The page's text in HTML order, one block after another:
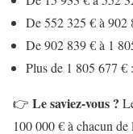
De 552 325 € à 902
De 902 839 € à 1
Plus de 1 805 677 €
👉 Le saviez-vous ?
100 000 € à chacun de